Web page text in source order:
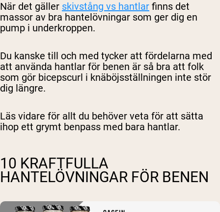
När det gäller skivstång vs hantlar finns det
massor av bra hantelövningar som ger dig en
pump i underkroppen.
Du kanske till och med tycker att fördelarna med
att använda hantlar för benen är så bra att folk
som gör bicepscurl i knäböjsställningen inte stör
dig längre.
Läs vidare för allt du behöver veta för att sätta
ihop ett grymt benpass med bara hantlar.
10 KRAFTFULLA
HANTELÖVNINGAR FÖR BENEN